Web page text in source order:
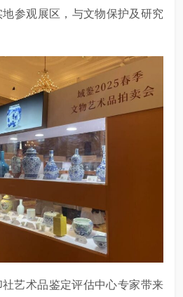
参观展区，与文物保护及研究
艺术品鉴定评估中心专家带来